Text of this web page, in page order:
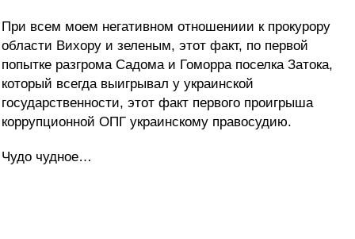
При всем моем негативном отношениии к прокурору
области Вихору и зеленым, этот факт, по первой
попытке разгрома Садома и Гоморра поселка Затока,
который всегда выигрывал у украинской
государственности, этот факт первого проигрыша
коррупционной ОПГ украинскому правосудию.
Чудо чудное…